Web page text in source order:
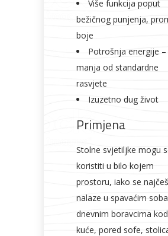
Više funkcija poput
bežičnog punjenja,
boje
Potrošnja energije –
manja od standardne
rasvjete
Izuzetno dug život
Primjena
Stolne svjetiljke mogu
koristiti u bilo kojem
prostoru, iako se
nalaze u spavaćim
dnevnim boravcima kod
kuće, pored sofe,